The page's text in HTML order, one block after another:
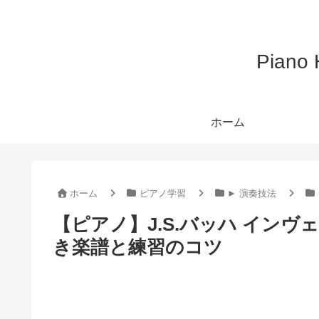
Piano
ホーム
ホーム ピアノ学習 ► 演奏技法
【ピアノ】J.S.バッハ インヴ
き楽譜と練習のコツ